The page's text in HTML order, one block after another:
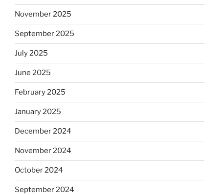
November 2025
September 2025
July 2025
June 2025
February 2025
January 2025
December 2024
November 2024
October 2024
September 2024